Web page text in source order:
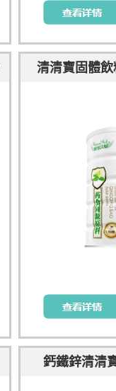
清清寶固體
鈣鐵鋅清清